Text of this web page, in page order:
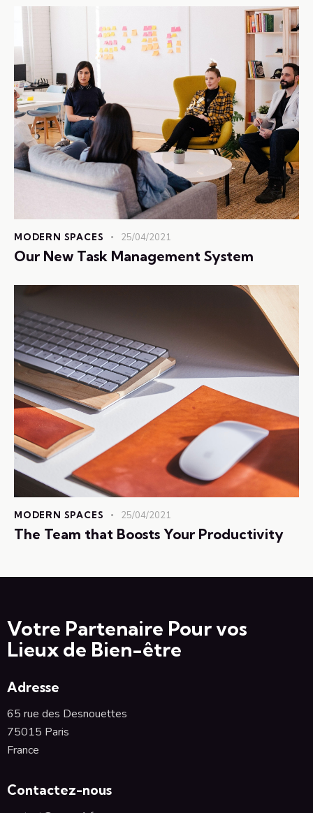
MODERN SPACES 25/04/2021
Our New Task Management System
MODERN SPACES 25/04/2021
The Team that Boosts Your Productivity
Votre Partenaire Pour vos
Lieux de Bien-être
Adresse
65 rue des Desnouettes
75015 Paris
France
Contactez-nous